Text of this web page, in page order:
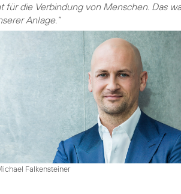
die Verbindung von Menschen. Das
Anlage.“
Falkensteiner